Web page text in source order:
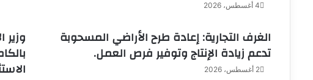
4 أغسطس، 2026
وزير الغرف التجارية: إعادة طرح الأراضي المسحوبة
تدعم زيادة الإنتاج وتوفير فرص العمل.
2 أغسطس، 2026